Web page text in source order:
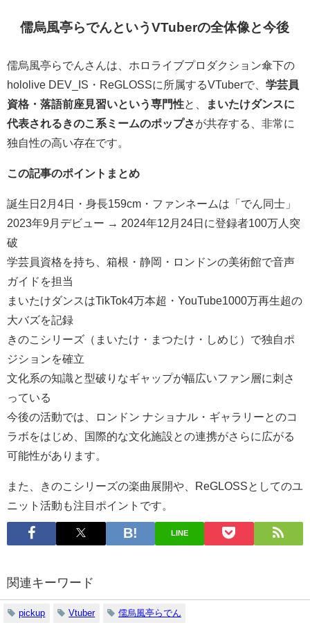
儒烏風亭らでんというVTuberの全体像と今後
儒烏風亭らでんさんは、ホロライブプロダクション傘下の
hololive DEV_IS・ReGLOSSに所属するVTuberで、 学芸員
資格・落語前座見習いという専門性と、
まいたけダンスに
代表されるきのこ系ミームのポップさが共存する、非常に
独自性の高い存在です。
この記事のポイントまとめ
誕生日2月4日・身長159cm・ファンネームは「でん同士」
2023年9月デビュー → 2024年12月24日に登録者100万人突
破
学芸員資格を持ち、箱根・静岡・ロンドンの美術館で音声
ガイドを担当
まいたけダンスはTikTok4万本超・YouTube1000万再生超の
大バズを記録
きのこシリーズ（まいたけ・まつたけ・しめじ）で独自ポ
ジションを確立
文化系の知識と型破りなギャップが幅広いファン層に刺さ
っている
今後の活動では、ロンドン ナショナル・ギャラリーとのコ
ラボをはじめ、国際的な文化施設との連携がさらに広がる
可能性があります。
また、きのこシリーズの楽曲展開や、ReGLOSSとしてのユ
ニット活動も注目ポイントです。
LINE
関連キーワード
pickup Vtuber 儒烏風亭らでん